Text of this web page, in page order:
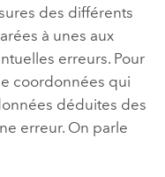
des différents
à unes aux
erreurs. Pour
coordonnées qui
déduites des
erreur. On parle